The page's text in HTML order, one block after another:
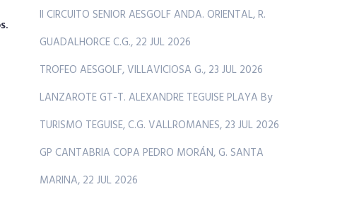
II CIRCUITO SENIOR AESGOLF ANDA. ORIENTAL, R.
GUADALHORCE C.G., 22 JUL 2026
TROFEO AESGOLF, VILLAVICIOSA G., 23 JUL 2026
LANZAROTE GT-T. ALEXANDRE TEGUISE PLAYA By
TURISMO TEGUISE, C.G. VALLROMANES, 23 JUL 2026
GP CANTABRIA COPA PEDRO MORÁN, G. SANTA
MARINA, 22 JUL 2026